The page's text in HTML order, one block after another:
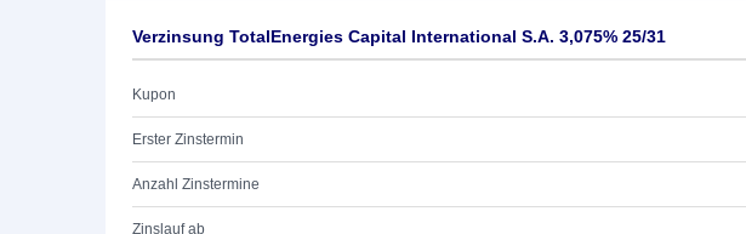
Verzinsung TotalEnergies Capital International S.A. 3,075% 25/31
Kupon
Erster Zinstermin
Anzahl Zinstermine
Zinslauf ab